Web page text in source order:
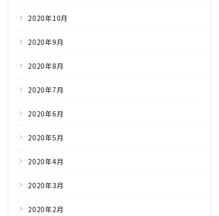
2020年10月
2020年9月
2020年8月
2020年7月
2020年6月
2020年5月
2020年4月
2020年3月
2020年2月